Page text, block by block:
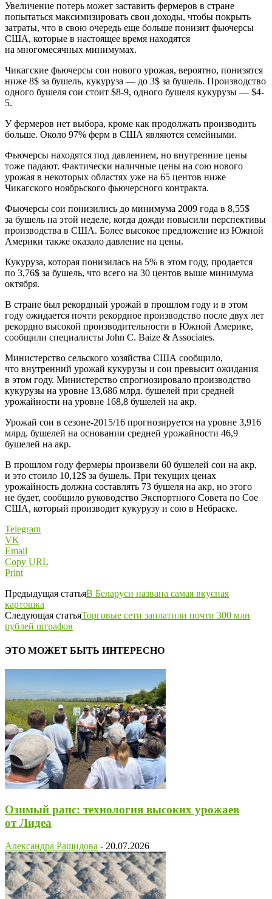
Увеличение потерь может заставить фермеров в стране
попытаться максимизировать свои доходы, чтобы покрыть
затраты, что в свою очередь еще больше понизит фьючерсы
США, которые в настоящее время находятся
на многомесячных минимумах.
Чикагские фьючерсы сои нового урожая, вероятно, понизятся
ниже 8$ за бушель, кукуруза — до 3$ за бушель. Производство
одного бушеля сои стоит $8-9, одного бушеля кукурузы — $4-
5.
У фермеров нет выбора, кроме как продолжать производить
больше. Около 97% ферм в США являются семейными.
Фьючерсы находятся под давлением, но внутренние цены
тоже падают. Фактически наличные цены на сою нового
урожая в некоторых областях уже на 65 центов ниже
Чикагского ноябрьского фьючерсного контракта.
Фьючерсы сои понизились до минимума 2009 года в 8,55$
за бушель на этой неделе, когда дожди повысили перспективы
производства в США. Более высокое предложение из Южной
Америки также оказало давление на цены.
Кукуруза, которая понизилась на 5% в этом году, продается
по 3,76$ за бушель, что всего на 30 центов выше минимума
октября.
В стране был рекордный урожай в прошлом году и в этом
году ожидается почти рекордное производство после двух лет
рекордно высокой производительности в Южной Америке,
сообщили специалисты John C. Baize & Associates.
Министерство сельского хозяйства США сообщило,
что внутренний урожай кукурузы и сои превысит ожидания
в этом году. Министерство спрогнозировало производство
кукурузы на уровне 13,686 млрд. бушелей при средней
урожайности на уровне 168,8 бушелей на акр.
Урожай сои в сезоне-2015/16 прогнозируется на уровне 3,916
млрд. бушелей на основании средней урожайности 46,9
бушелей на акр.
В прошлом году фермеры произвели 60 бушелей сои на акр,
и это стоило 10,12$ за бушель. При текущих ценах
урожайность должна составлять 73 бушеля на акр, но этого
не будет, сообщило руководство Экспортного Совета по Сое
США, который производит кукурузу и сою в Небраске.
Telegram
VK
Email
Copy URL
Print
Предыдущая статьяВ Беларуси названа самая вкусная
картошка
Следующая статьяТорговые сети заплатили почти 300 млн
рублей штрафов
ЭТО МОЖЕТ БЫТЬ ИНТЕРЕСНО
Озимый рапс: технология высоких урожаев
от Лидеа
Александра Рашидова - 20.07.2026